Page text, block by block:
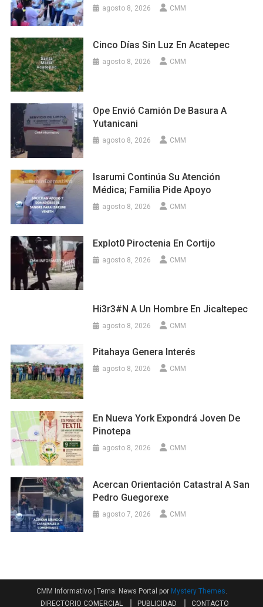
agosto 8, 2026 CMM
Cinco Días Sin Luz En Acatepec
agosto 8, 2026 CMM
Ope Envió Camión De Basura A
Yutanicani
agosto 8, 2026 CMM
Isarumi Continúa Su Atención
Médica; Familia Pide Apoyo
agosto 8, 2026 CMM
Explot0 Piroctenia En Cortijo
agosto 8, 2026 CMM
Hi3r3#n A Un Hombre En Jicaltepec
agosto 8, 2026 CMM
Pitahaya Genera Interés
agosto 8, 2026 CMM
En Nueva York Expondrá Joven De
Pinotepa
agosto 8, 2026 CMM
Acercan Orientación Catastral A San
Pedro Guegorexe
agosto 7, 2026 CMM
CMM Informativo | Tema: News Portal por Mystery Themes
DIRECTORIO COMERCIAL
PUBLICIDAD CONTACTO